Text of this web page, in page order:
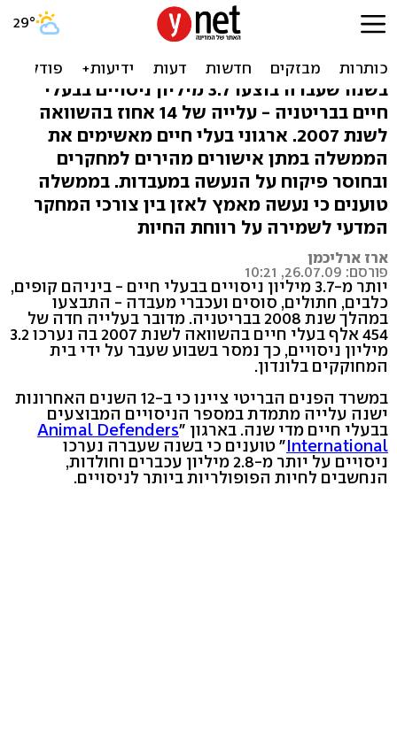
בריטניה: שיא במספר
הניסויים בבעלי חיים
בשנה שעברה בוצעו 3.7 מיליון ניסויים בבעלי
חיים בבריטניה - עלייה של 14 אחוז בהשוואה
לשנת 2007. ארגוני בעלי חיים מאשימים את
הממשלה במתן אישורים מהירים למחקרים
ובחוסר פיקוח על הנעשה במעבדות. בממשלה
טוענים כי נעשה מאמץ לאזן בין צורכי המחקר
המדעי לשמירה על רווחת החיות
ארז ארליכמן
פורסם: 26.07.09, 10:21
יותר מ-3.7 מיליון ניסויים בבעלי חיים - ביניהם קופים,
כלבים, חתולים, סוסים ועכברי מעבדה - התבצעו
במהלך שנת 2008 בבריטניה. מדובר בעלייה חדה של
454 אלף בעלי חיים בהשוואה לשנת 2007 בה נערכו 3.2
מיליון ניסויים, כך נמסר בשבוע שעבר על ידי בית
המחוקקים בלונדון.
במשרד הפנים הבריטי ציינו כי ב-12 השנים האחרונות
ישנה עלייה מתמדת במספר הניסויים המבוצעים
בבעלי חיים מדי שנה. בארגון "Animal Defenders
International" טוענים כי בשנה שעברה נערכו
ניסויים על יותר מ-2.8 מיליון עכברים וחולדות,
הנחשבים לחיות הפופולריות ביותר לניסויים.